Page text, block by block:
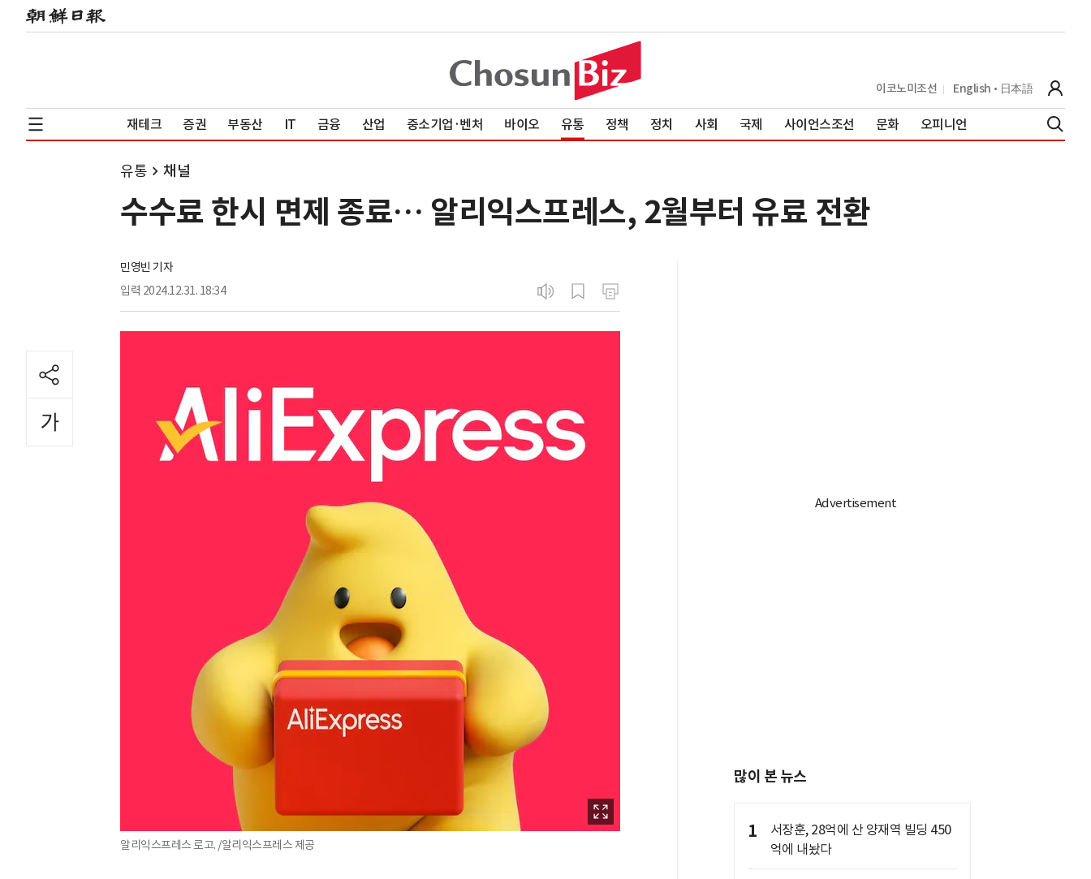
이코노미조선 English 日本語
재테크 증권 부동산 IT 금융 산업 중소기업·벤처 바이오 유통 정책 정치 사회 국제 사이언스조선 문화 오피니언
유통 채널
수수료 한시 면제 종료… 알리익스프레스, 2월부터 유료 전환
민영빈 기자
입력 2024.12.31. 18:34
알리익스프레스 로고. /알리익스프레스 제공
많이 본 뉴스
1
서장훈, 28억에 산 양재역 빌딩 450
억에 내놨다